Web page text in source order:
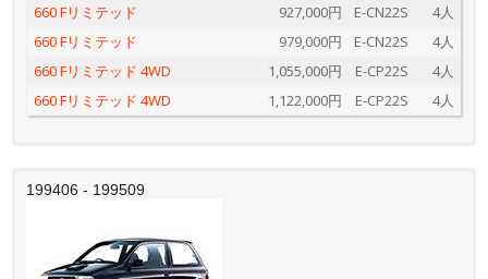
660 Fリミテッド 927,000円 E-CN22S
4人
660 Fリミテッド
979,000円 E-CN22S
4人
660 Fリミテッド 4WD
1,055,000円 E-CP22S
4人
660 Fリミテッド 4WD
1,122,000円 E-CP22S 4人
199406 - 199509